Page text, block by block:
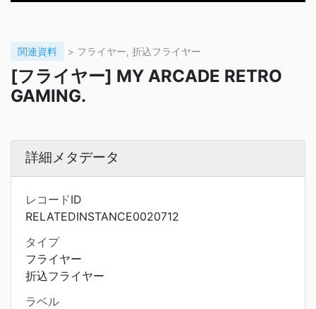
関連資料 > フライヤー, 折込フライヤー
[フライヤー] MY ARCADE RETRO
GAMING.
詳細メタデータ
レコードID
RELATEDINSTANCE0020712
タイプ
フライヤー
折込フライヤー
ラベル